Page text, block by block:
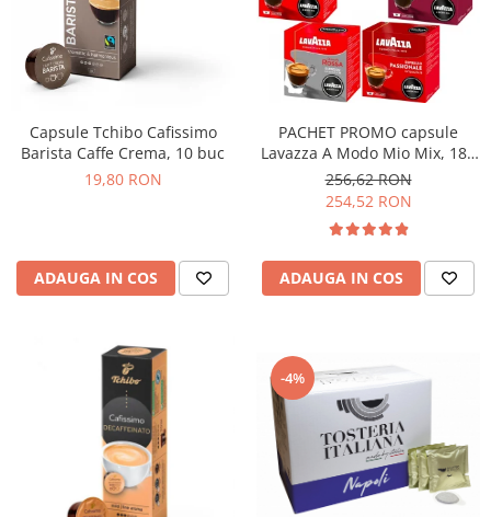
Capsule Tchibo Cafissimo
Barista Caffe Crema, 10 buc
19,80 RON
ADAUGA IN COS
PACHET PROMO capsule
Lavazza A Modo Mio Mix, 180
buc
256,62 RON
254,52 RON
ADAUGA IN COS
-4%